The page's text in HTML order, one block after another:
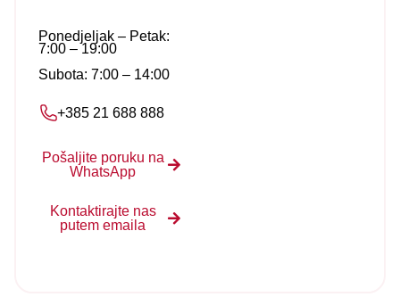
Ponedjeljak – Petak:
7:00 – 19:00
Subota: 7:00 – 14:00
+385 21 688 888
Pošaljite poruku na
WhatsApp
Kontaktirajte nas
putem emaila